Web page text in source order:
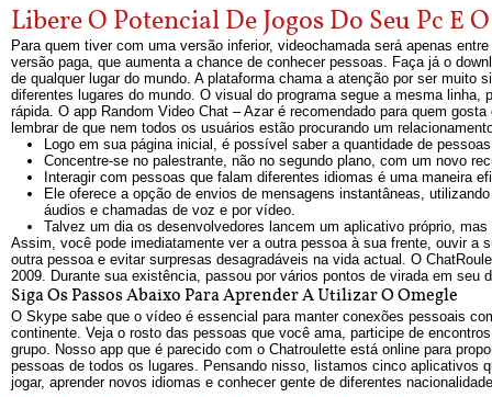
Libere O Potencial De Jogos Do Seu Pc E
Para quem tiver com uma versão inferior, videochamada será apenas
versão paga, que aumenta a chance de conhecer pessoas. Faça já o
de qualquer lugar do mundo. A plataforma chama a atenção por ser
diferentes lugares do mundo. O visual do programa segue a mesma
rápida. O app Random Video Chat – Azar é recomendado para quem
lembrar de que nem todos os usuários estão procurando um
Logo em sua página inicial, é possível saber a quantidade de
Concentre-se no palestrante, não no segundo plano, com um novo
Interagir com pessoas que falam diferentes idiomas é uma maneira
Ele oferece a opção de envios de mensagens instantâneas,
áudios e chamadas de voz e por vídeo.
Talvez um dia os desenvolvedores lancem um aplicativo próprio,
Assim, você pode imediatamente ver a outra pessoa à sua frente, ouvir
outra pessoa e evitar surpresas desagradáveis na vida actual. O
2009. Durante sua existência, passou por vários pontos de virada em
Siga Os Passos Abaixo Para Aprender A Utilizar O Omegle
O Skype sabe que o vídeo é essencial para manter conexões pessoais
continente. Veja o rosto das pessoas que você ama, participe de
grupo. Nosso app que é parecido com o Chatroulette está online para
pessoas de todos os lugares. Pensando nisso, listamos cinco aplicativos
jogar, aprender novos idiomas e conhecer gente de diferentes